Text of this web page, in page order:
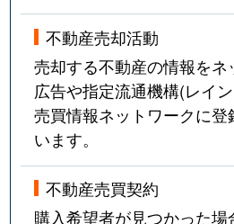
不動産売却活動
売却する不動産の情報を
広告や指定流通機構(レイ
売買情報ネットワークに
います。
不動産売買契約
購入希望者が見つかった